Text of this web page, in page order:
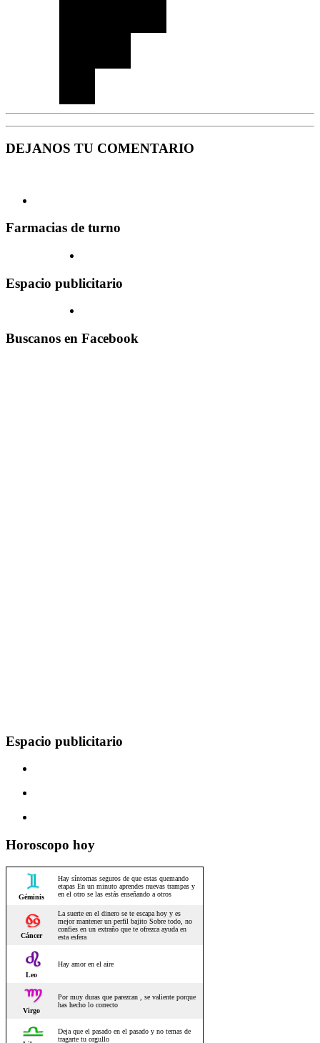
DEJANOS TU COMENTARIO
Farmacias de turno
Espacio publicitario
Buscanos en Facebook
Espacio publicitario
Horoscopo hoy